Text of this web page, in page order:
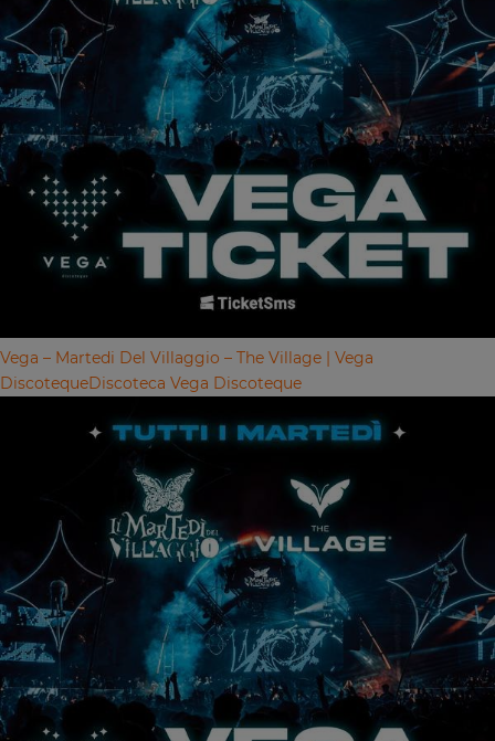
Vega – Martedi Del Villaggio – The Village | Vega
DiscotequeDiscoteca Vega Discoteque